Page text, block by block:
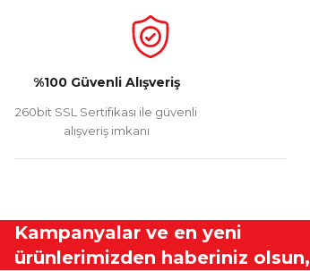
%100 Güvenli Alışveriş
260bit SSL Sertifikası ile güvenli
alışveriş imkanı
Kampanyalar ve en yeni
ürünlerimizden haberiniz olsun,